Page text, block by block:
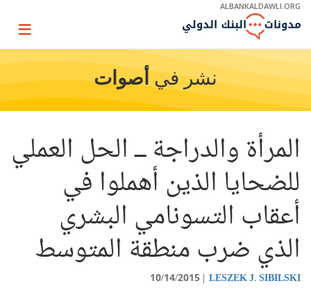
Skip
Main
ALBANKALDAWLI.ORG
Page
نشر في أصوات
المرأة والدراجة ــ الحل العملي
للضحايا الذين أهملوا في
أعقاب التسونامي البشري
الذي ضرب منطقة المتوسط
LESZEK J. SIBILSKI
10/14/2015